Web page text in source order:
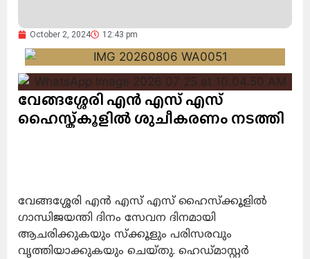
October 2, 2024 12:43 pm
വേങ്ങശ്ശേരി എൻ എസ് എസ്
ഹൈസ്ക്കൂളിൽ ശുചീകരണം നടത്തി
വേങ്ങശ്ശേരി എൻ എസ് എസ് ഹൈസ്ക്കൂളിൽ
ഗാന്ധിജയന്തി ദിനം സേവന ദിനമായി
ആചരിക്കുകയും സ്ക്കൂളും പരിസരവും
വൃത്തിയാക്കുകയും ചെയ്തു. ഹെഡ്മാസ്റ്റർ